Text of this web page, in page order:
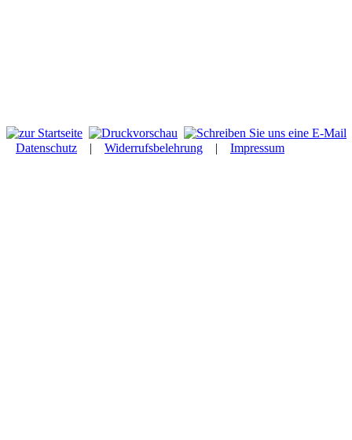
Datenschutz | Widerrufsbelehrung | Impressum